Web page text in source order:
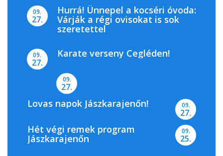
09.
27.
Hurrá! Ünnepel a kocséri óvoda:
Várják a régi ovisokat is sok
szeretettel
09.
27.
Karate verseny Cegléden!
09.
27.
Lovas napok Jászkarajenőn! 09.
27.
Hét végi remek program
Jászkarajenőn
09.
25.